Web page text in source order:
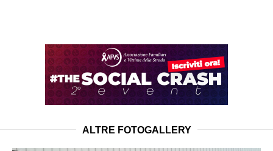
ALTRE FOTOGALLERY